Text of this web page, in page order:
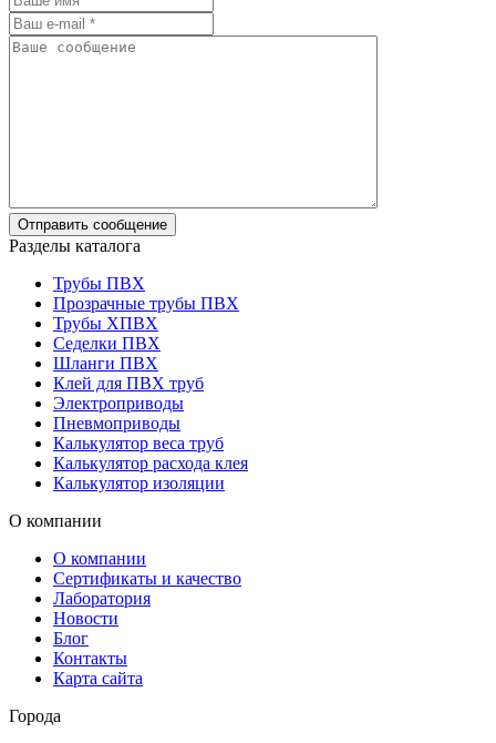
Разделы каталога
Трубы ПВХ
Прозрачные трубы ПВХ
Трубы ХПВХ
Седелки ПВХ
Шланги ПВХ
Клей для ПВХ труб
Электроприводы
Пневмоприводы
Калькулятор веса труб
Калькулятор расхода клея
Калькулятор изоляции
О компании
О компании
Сертификаты и качество
Лаборатория
Новости
Блог
Контакты
Карта сайта
Города